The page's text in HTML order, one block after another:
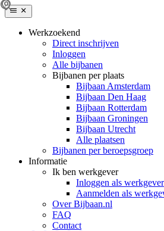
Werkzoekend
Direct inschrijven
Inloggen
Alle bijbanen
Bijbanen per plaats
Bijbaan Amsterdam
Bijbaan Den Haag
Bijbaan Rotterdam
Bijbaan Groningen
Bijbaan Utrecht
Alle plaatsen
Bijbanen per beroepsgroep
Informatie
Ik ben werkgever
Inloggen als werkgever
Aanmelden als
Over Bijbaan.nl
FAQ
Contact